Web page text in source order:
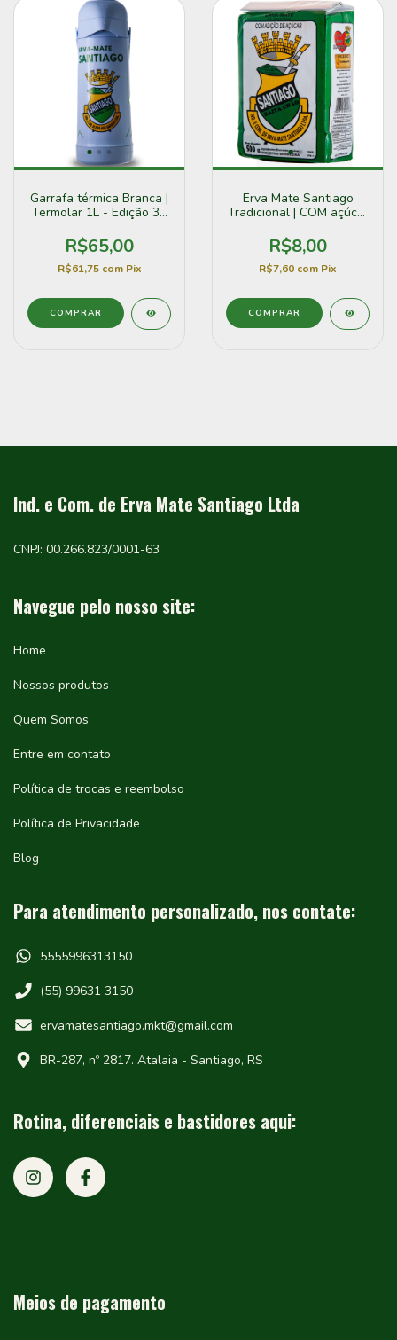
Garrafa térmica Branca |
Termolar 1L - Edição 30
R$65,00
R$61,75 com Pix
Erva Mate Santiago
Tradicional | COM açúcar
R$8,00
R$7,60 com Pix
Ind. e Com. de Erva Mate Santiago Ltda
CNPJ: 00.266.823/0001-63
Navegue pelo nosso site:
Home
Nossos produtos
Quem Somos
Entre em contato
Política de trocas e reembolso
Política de Privacidade
Blog
Para atendimento personalizado, nos contate:
5555996313150
(55) 99631 3150
ervamatesantiago.mkt@gmail.com
BR-287, nº 2817. Atalaia - Santiago, RS
Rotina, diferenciais e bastidores aqui:
Meios de pagamento